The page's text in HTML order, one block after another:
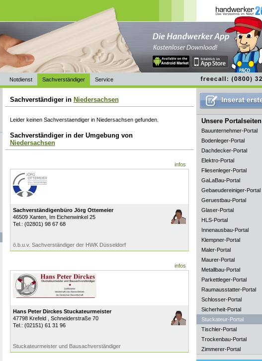
Notdienst Sachverständiger Service
Sachverständiger in Niedersachsen
Leider keinen Sachverstaendiger in Niedersachsen gefunden.
Sachverständiger in der Umgebung von
Niedersachsen
infos
Sachverständigenbüro Jörg Ottemeier
46509 Xanten, Im Eichenwinkel 25
Tel.: (02801) 98 67 68
ö.b.u.v. Sachverständiger der HWK Düsseldorf
infos
Hans Peter Dirckes Stuckateurmeister
47798 Krefeld
, Schneiderstraße 70
Tel.: (02151) 61 31 96
Stuckateurmeister und Bausachverständiger
Unsere Portalseiten
Bauunternehmer-Portal
Bodenleger-Portal
Dachdecker-Portal
Elektro-Portal
Fliesenleger-Portal
GaLaBau-Portal
Gebaeudereiniger-Portal
Geruestbau-Portal
Glaser-Portal
HLS-Portal
Innenausbau-Portal
Klempner-Portal
Maler-Portal
Maurer-Portal
Metallbau-Portal
Parkettleger-Portal
Raumausstatter-Portal
Schlosser-Portal
Sicherheit-Portal
Stuckateur-Portal
Tischler-Portal
Trockenbau-Portal
Zimmerer-Portal